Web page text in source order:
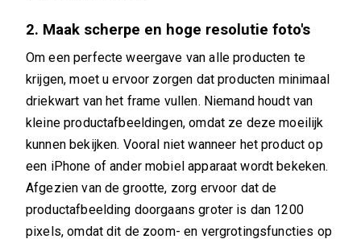
2. Maak scherpe en hoge resolutie foto's
Om een ​​perfecte weergave van alle producten te
krijgen, moet u ervoor zorgen dat producten minimaal
driekwart van het frame vullen. Niemand houdt van
kleine productafbeeldingen, omdat ze deze moeilijk
kunnen bekijken. Vooral niet wanneer het product op
een iPhone of ander mobiel apparaat wordt bekeken.
Afgezien van de grootte, zorg ervoor dat de
productafbeelding doorgaans groter is dan 1200
pixels, omdat dit de zoom- en vergrotingsfuncties op